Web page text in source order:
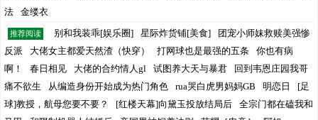
法
金缕衣
推荐阅读 别和我装乖[娱乐圈] 星际炸货铺[美食]
团宠小师妹救赎美强惨
反派
大佬女主都爱天然渣（快穿） 打网球也是最强的五条
你也有病
啊！
春日相见 大佬的合约情人gl 试图养大天与暴君
回到韦恩庄园我哥
痛不欲生
从编造身份开始成为热门角色 rua哭白虎男妈妈GB 明恋日
[足
球]教授，航母您要不要？
[红楼天幕]向黛玉投放结局后
全宗门都在磕我和